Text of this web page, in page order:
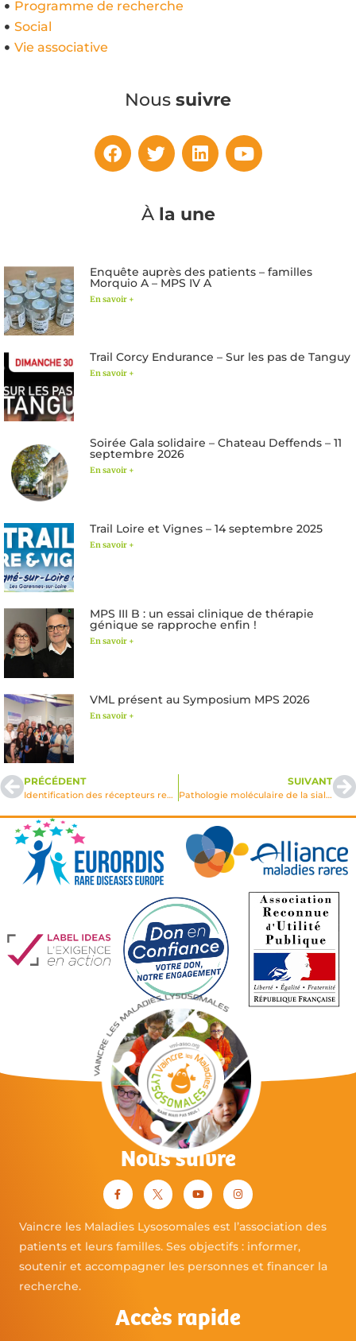
Programme de recherche
Social
Vie associative
Nous suivre
À la une
Enquête auprès des patients – familles
Morquio A – MPS IV A
En savoir +
Trail Corcy Endurance – Sur les pas de Tanguy
En savoir +
Soirée Gala solidaire – Chateau Deffends – 11
septembre 2026
En savoir +
Trail Loire et Vignes – 14 septembre 2025
En savoir +
MPS III B : un essai clinique de thérapie
génique se rapproche enfin !
En savoir +
VML présent au Symposium MPS 2026
En savoir +
PRÉCÉDENT
Identification des récepteurs responsables des 2 mécanismes de transport alternatif indépendant M6P dans les cellules cancéreuses et dans les cellules des malades atteints de mucolipidose de type II
SUIVANT
Pathologie moléculaire de la sialidase dans la sialidose et les galactosialidoses 2000
Nous suivre
Vaincre les Maladies Lysosomales est l’association des
patients et leurs familles. Ses objectifs : informer,
soutenir et accompagner les personnes et financer la
recherche.
Accès rapide